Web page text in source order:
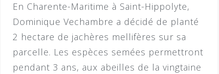
En Charente-Maritime à Saint-Hippolyte,
Dominique Vechambre a décidé de planté
2 hectare de jachères mellifères sur sa
parcelle. Les espèces semées permettront
pendant 3 ans, aux abeilles de la vingtaine